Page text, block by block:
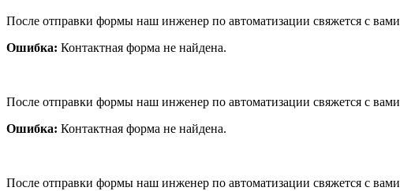
После отправки формы наш инженер по автоматизации свяжется с вами
Ошибка: Контактная форма не найдена.
После отправки формы наш инженер по автоматизации свяжется с вами
Ошибка: Контактная форма не найдена.
После отправки формы наш инженер по автоматизации свяжется с вами